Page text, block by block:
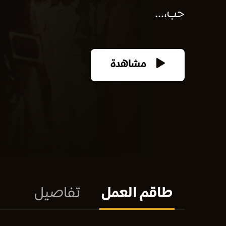
حب،...
مشاهدة
طاقم العمل تفاصيل